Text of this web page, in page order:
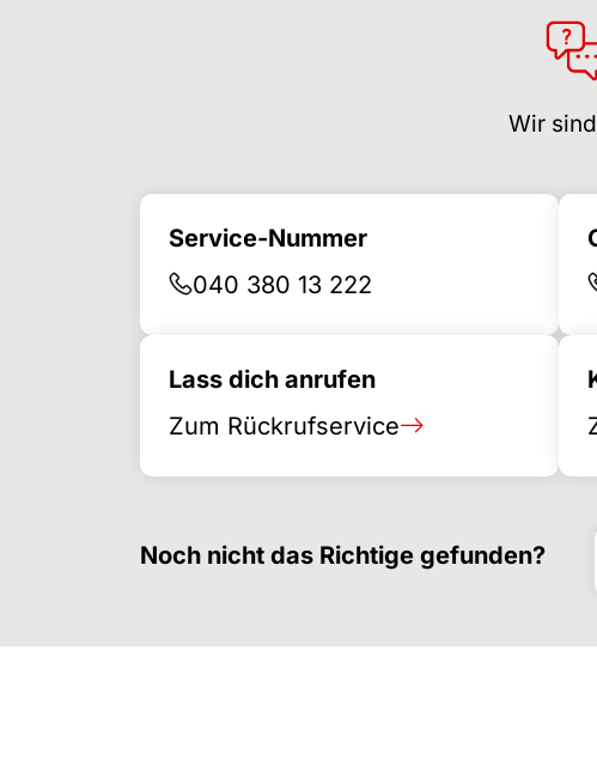
Wir
Service-Nummer
040 380 13 222
Lass dich anrufen
Zum Rückrufservice
Noch nicht das Richtige gefunden?